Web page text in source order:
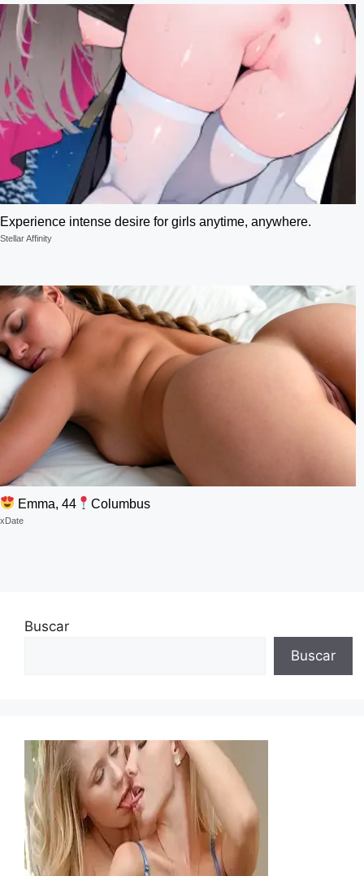
Experience intense desire for girls anytime, anywhere.
Stellar Affinity
Emma, 44 Columbus
xDate
Buscar
Buscar